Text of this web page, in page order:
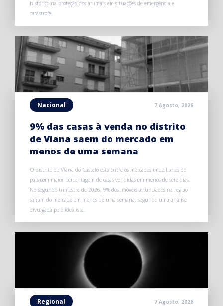
histórico na proteção dos animais em situações de emergência e
catástrofe.
Nacional 7 Agosto, 2026
9% das casas à venda no distrito
de Viana saem do mercado em
menos de uma semana
O distrito de Viana do Castelo está entre os mercados imobiliários do
país com maior percentagem de casas vendidas em menos de sete dias.
No segundo trimestre de 2026, 9% dos imóveis anunciados na região
saíram do mercado em menos de uma semana, segundo uma análise
divulgada pelo idealista.
Regional 7 Agosto, 2026